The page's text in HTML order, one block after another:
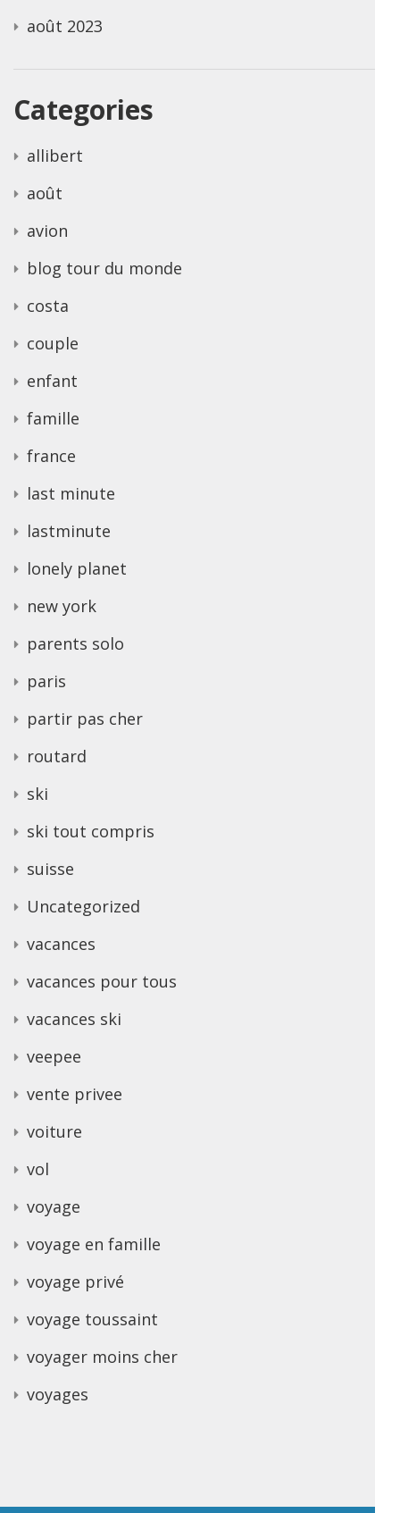
août 2023
Categories
allibert
août
avion
blog tour du monde
costa
couple
enfant
famille
france
last minute
lastminute
lonely planet
new york
parents solo
paris
partir pas cher
routard
ski
ski tout compris
suisse
Uncategorized
vacances
vacances pour tous
vacances ski
veepee
vente privee
voiture
vol
voyage
voyage en famille
voyage privé
voyage toussaint
voyager moins cher
voyages